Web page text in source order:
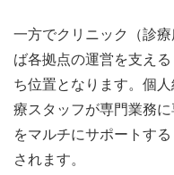
一方でクリニック（診
ば各拠点の運営を支え
ち位置となります。個
療スタッフが専門業務
をマルチにサポートす
されます。